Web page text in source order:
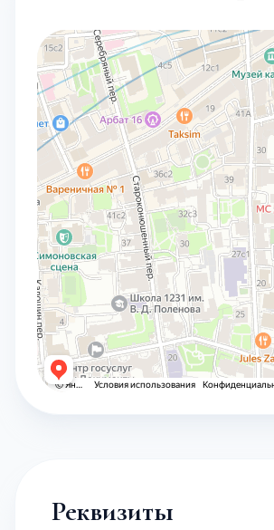
Реквизиты